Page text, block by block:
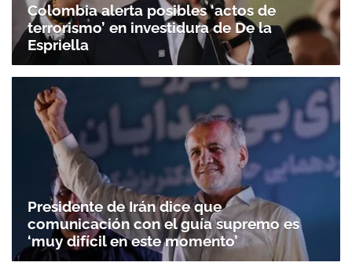
Colombia alerta posibles ‘actos de
terrorismo’ en investidura de De la
Espriella
Presidente de Irán dice que
comunicación con el guía supremo es
‘muy difícil en este momento’